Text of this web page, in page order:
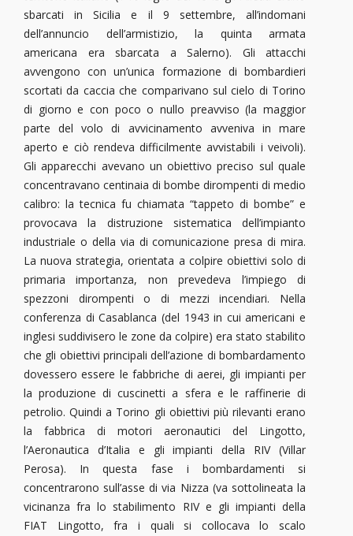
sbarcati in Sicilia e il 9 settembre, all’indomani
dell’annuncio dell’armistizio, la quinta armata
americana era sbarcata a Salerno). Gli attacchi
avvengono con un’unica formazione di bombardieri
scortati da caccia che comparivano sul cielo di Torino
di giorno e con poco o nullo preavviso (la maggior
parte del volo di avvicinamento avveniva in mare
aperto e ciò rendeva difficilmente avvistabili i veivoli).
Gli apparecchi avevano un obiettivo preciso sul quale
concentravano centinaia di bombe dirompenti di medio
calibro: la tecnica fu chiamata “tappeto di bombe” e
provocava la distruzione sistematica dell’impianto
industriale o della via di comunicazione presa di mira.
La nuova strategia, orientata a colpire obiettivi solo di
primaria importanza, non prevedeva l’impiego di
spezzoni dirompenti o di mezzi incendiari. Nella
conferenza di Casablanca (del 1943 in cui americani e
inglesi suddivisero le zone da colpire) era stato stabilito
che gli obiettivi principali dell’azione di bombardamento
dovessero essere le fabbriche di aerei, gli impianti per
la produzione di cuscinetti a sfera e le raffinerie di
petrolio. Quindi a Torino gli obiettivi più rilevanti erano
la fabbrica di motori aeronautici del Lingotto,
l’Aeronautica d’Italia e gli impianti della RIV (Villar
Perosa). In questa fase i bombardamenti si
concentrarono sull’asse di via Nizza (va sottolineata la
vicinanza fra lo stabilimento RIV e gli impianti della
FIAT Lingotto, fra i quali si collocava lo scalo